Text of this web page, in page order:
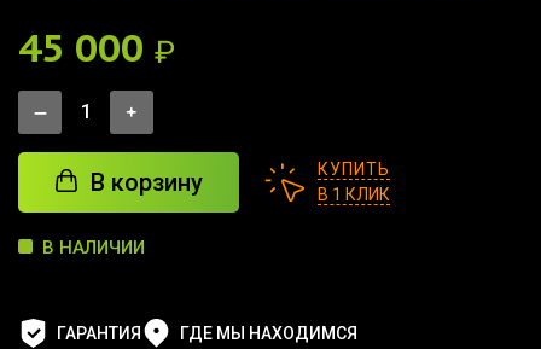
45 000 ₽
В корзину
КУПИТЬ
В 1 КЛИК
В НАЛИЧИИ
ГАРАНТИЯ
ГДЕ МЫ НАХОДИМСЯ